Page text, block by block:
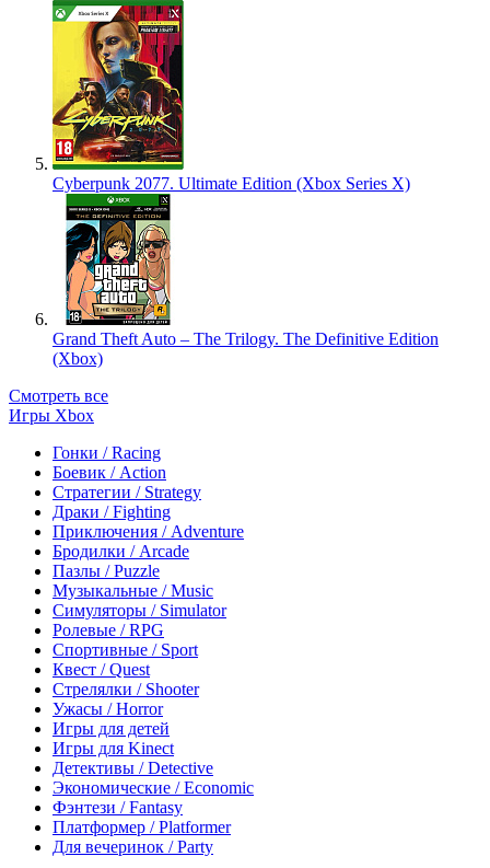
Cyberpunk 2077. Ultimate Edition (Xbox Series X)
Grand Theft Auto – The Trilogy. The Definitive Edition
(Xbox)
Смотреть все
Игры Xbox
Гонки / Racing
Боевик / Action
Стратегии / Strategy
Драки / Fighting
Приключения / Adventure
Бродилки / Arcade
Пазлы / Puzzle
Музыкальные / Music
Симуляторы / Simulator
Ролевые / RPG
Спортивные / Sport
Квест / Quest
Стрелялки / Shooter
Ужасы / Horror
Игры для детей
Игры для Kinect
Детективы / Detective
Экономические / Economic
Фэнтези / Fantasy
Платформер / Platformer
Для вечеринок / Party